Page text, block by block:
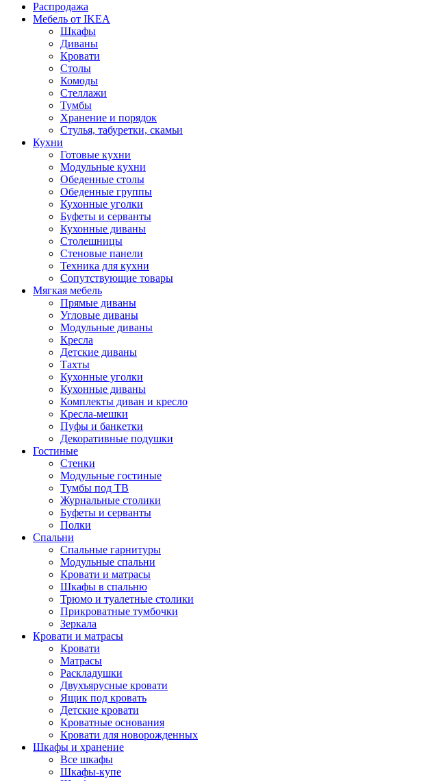
Распродажа
Мебель от IKEA
Шкафы
Диваны
Кровати
Столы
Комоды
Стеллажи
Тумбы
Хранение и порядок
Стулья, табуретки, скамьи
Кухни
Готовые кухни
Модульные кухни
Обеденные столы
Обеденные группы
Кухонные уголки
Буфеты и серванты
Кухонные диваны
Столешницы
Стеновые панели
Техника для кухни
Сопутствующие товары
Мягкая мебель
Прямые диваны
Угловые диваны
Модульные диваны
Кресла
Детские диваны
Тахты
Кухонные уголки
Кухонные диваны
Комплекты диван и кресло
Кресла-мешки
Пуфы и банкетки
Декоративные подушки
Гостиные
Стенки
Модульные гостиные
Тумбы под ТВ
Журнальные столики
Буфеты и серванты
Полки
Спальни
Спальные гарнитуры
Модульные спальни
Кровати и матрасы
Шкафы в спальню
Трюмо и туалетные столики
Прикроватные тумбочки
Зеркала
Кровати и матрасы
Кровати
Матрасы
Раскладушки
Двухъярусные кровати
Ящик под кровать
Детские кровати
Кроватные основания
Кровати для новорожденных
Шкафы и хранение
Все шкафы
Шкафы-купе